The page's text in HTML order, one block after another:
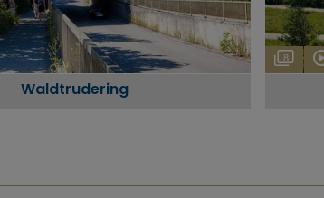
Waldtrudering
8